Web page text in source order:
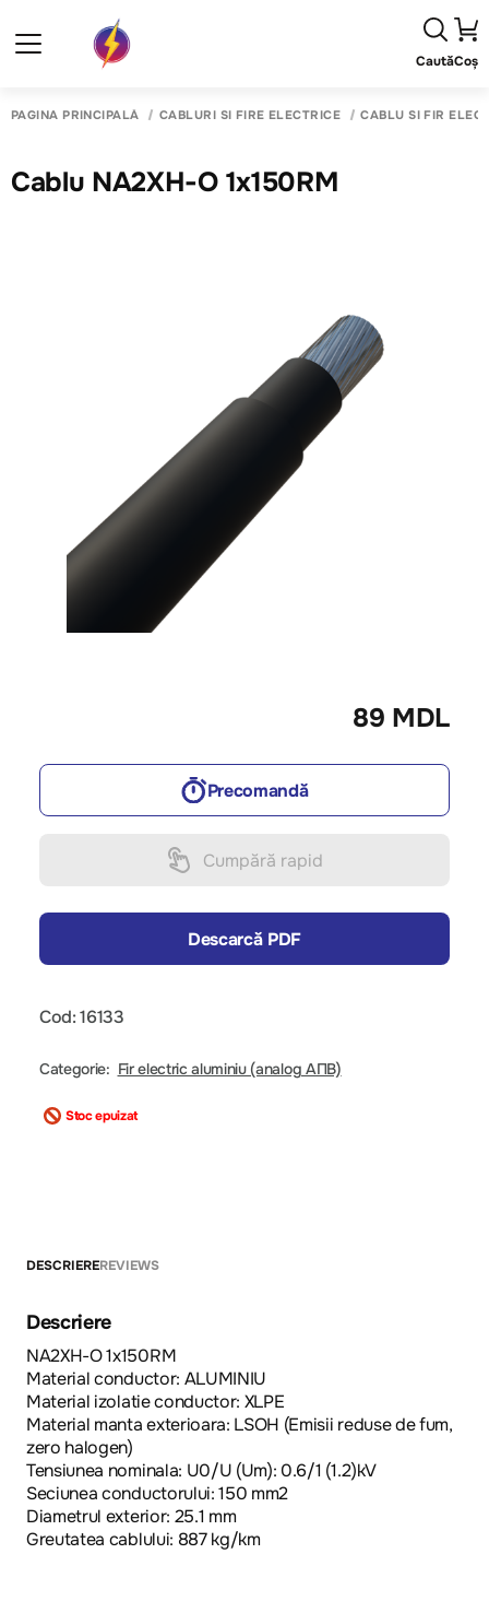
CautăCoș
PAGINA PRINCIPALĂ CABLURI SI FIRE ELECTRICE CABLU SI FIR
Cablu NA2XH-O 1x150RM
89 MDL
Precomandă
Cumpără rapid
Descarcă PDF
Cod: 16133
Categorie: Fir electric aluminiu (analog АПВ)
Stoc epuizat
DESCRIEREREVIEWS
Descriere
NA2XH-O 1x150RM
Material conductor: ALUMINIU
Material izolatie conductor: XLPE
Material manta exterioara: LSOH (Emisii reduse de fum,
zero halogen)
Tensiunea nominala: U0/U (Um): 0.6/1 (1.2)kV
Seciunea conductorului: 150 mm2
Diametrul exterior: 25.1 mm
Greutatea cablului: 887 kg/km